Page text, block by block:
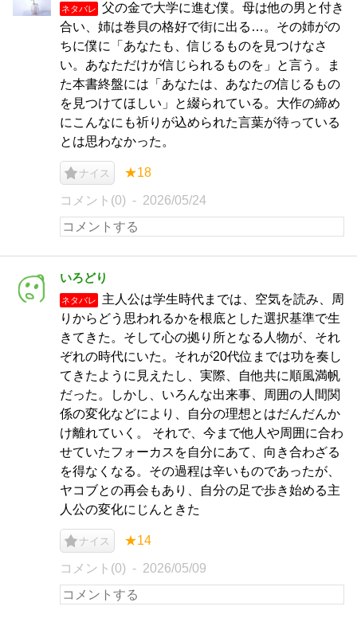
ネタバレ
父の金で大学に進む僕。母は他の男と付き
合い、姉は巻貝の格好で街に出る…。その姉がの
ちに僕に「あなたも、信じるものを見つけなさ
い。あなただけが信じられるものを」と言う。ま
た本書終盤には「あなたは、あなたの信じるもの
を見つけてほしい」と綴られている。大作の締め
にこんなにも祈りが込められた言葉が待っている
とは思わなかった。
ナイス ★18
コメント(0) 2026/05/24
いろどり
ネタバレ
主人公は学生時代までは、空気を読み、周
りからどう思われるかを根底とした選択基準で生
きてきた。そして心の拠り所となる人物が、それ
ぞれの時代にいた。それが20代位までは功を奏し
てきたように見えたし、実際、自他共に順風満帆
だった。しかし、いろんな出来事、周囲の人間関
係の変化などにより、自分の理想とはだんだんか
け離れていく。 それで、今まで他人や周囲に合わ
せていたフォーカスを自分にあて、向き合わざる
を得なくなる。その過程は辛いものであったが、
ヤコブとの再会もあり、自分の足で歩き始める主
人公の変化にじんときた
ナイス ★14
コメント(0) 2026/05/09